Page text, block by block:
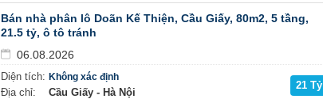
Bán nhà phân lô Doãn Kế Thiện, Cầu Giấy, 80m2, 5 tầng,
21.5 tỷ, ô tô tránh
06.08.2026
Diện tích:
Địa chỉ:
Không xác định
Cầu Giấy - Hà Nội
21 Tỷ